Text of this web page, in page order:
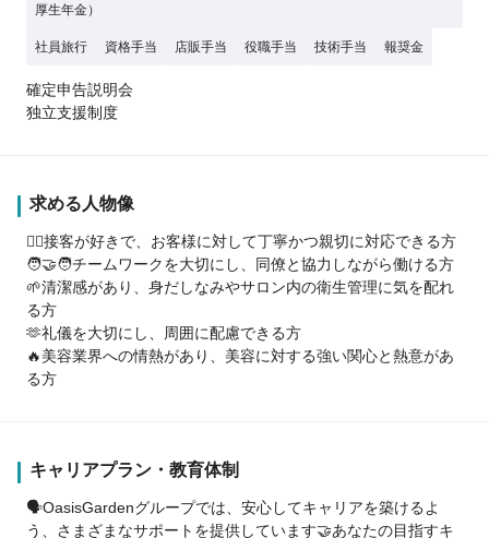
厚生年金）
社員旅行 資格手当 店販手当 役職手当 技術手当 報奨金
確定申告説明会
独立支援制度
求める人物像
💇‍♀️接客が好きで、お客様に対して丁寧かつ親切に対応できる方
🧑‍🤝‍🧑チームワークを大切にし、同僚と協力しながら働ける方
🌱清潔感があり、身だしなみやサロン内の衛生管理に気を配れ
る方
🫶礼儀を大切にし、周囲に配慮できる方
🔥美容業界への情熱があり、美容に対する強い関心と熱意があ
る方
キャリアプラン・教育体制
🗣️OasisGardenグループでは、安心してキャリアを築けるよ
う、さまざまなサポートを提供しています🤝あなたの目指すキ